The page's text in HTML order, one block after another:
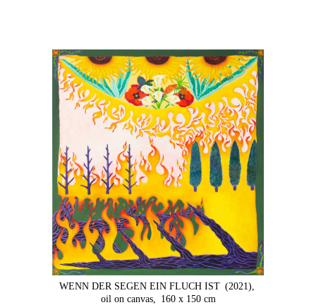
WENN DER SEGEN EIN FLUCH IST (2021),
oil on canvas,
160 x 150 cm